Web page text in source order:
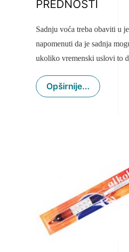
PREDNOSTI
Sadnju voća treba obaviti u
napomenuti da je sadnja
ukoliko vremenski uslovi to
Opširnije...